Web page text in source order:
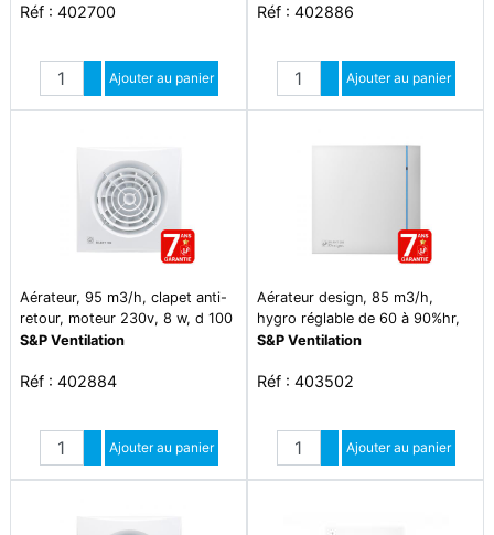
Réf : 402700
Quantité
Augmenter quantité
Diminuer quantité
Ajouter au panier
Réf : 402886
Quantité
Augmenter quantité
Diminuer quantité
Ajouter au panier
Aérateur, 95 m3/h, clapet anti-
retour, moteur 230v, 8 w, d 100
mm - silent 100 cz
S&P Ventilation
Réf : 402884
Quantité
Augmenter quantité
Diminuer quantité
Ajouter au panier
Aérateur design, 85 m3/h,
hygro réglable de 60 à 90%hr,
tempo réglable, d 100 mm -
S&P Ventilation
Réf : 403502
Quantité
Augmenter quantité
Diminuer quantité
Ajouter au panier